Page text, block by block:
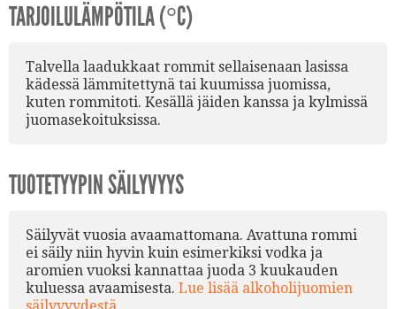
TARJOILULÄMPÖTILA (°C)
Talvella laadukkaat rommit sellaisenaan lasissa
kädessä lämmitettynä tai kuumissa juomissa,
kuten rommitoti. Kesällä jäiden kanssa ja kylmissä
juomasekoituksissa.
TUOTETYYPIN SÄILYVYYS
Säilyvät vuosia avaamattomana. Avattuna rommi
ei säily niin hyvin kuin esimerkiksi vodka ja
aromien vuoksi kannattaa juoda 3 kuukauden
kuluessa avaamisesta. Lue lisää alkoholijuomien